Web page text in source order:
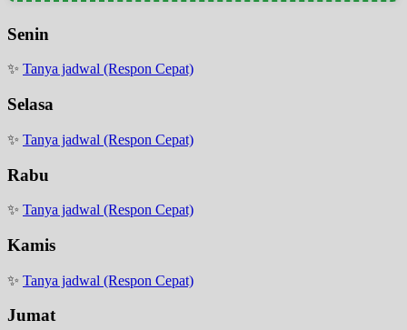
Senin
✨ Tanya jadwal (Respon Cepat)
Selasa
✨ Tanya jadwal (Respon Cepat)
Rabu
✨ Tanya jadwal (Respon Cepat)
Kamis
✨ Tanya jadwal (Respon Cepat)
Jumat